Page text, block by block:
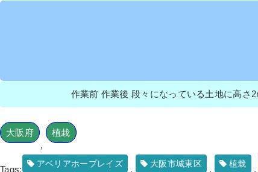
作業前 作業後 段々になっている土地に高さ
大阪府
,
植栽
Tags:
アベリアホープレイズ
,
大阪市城東区
,
植栽
,